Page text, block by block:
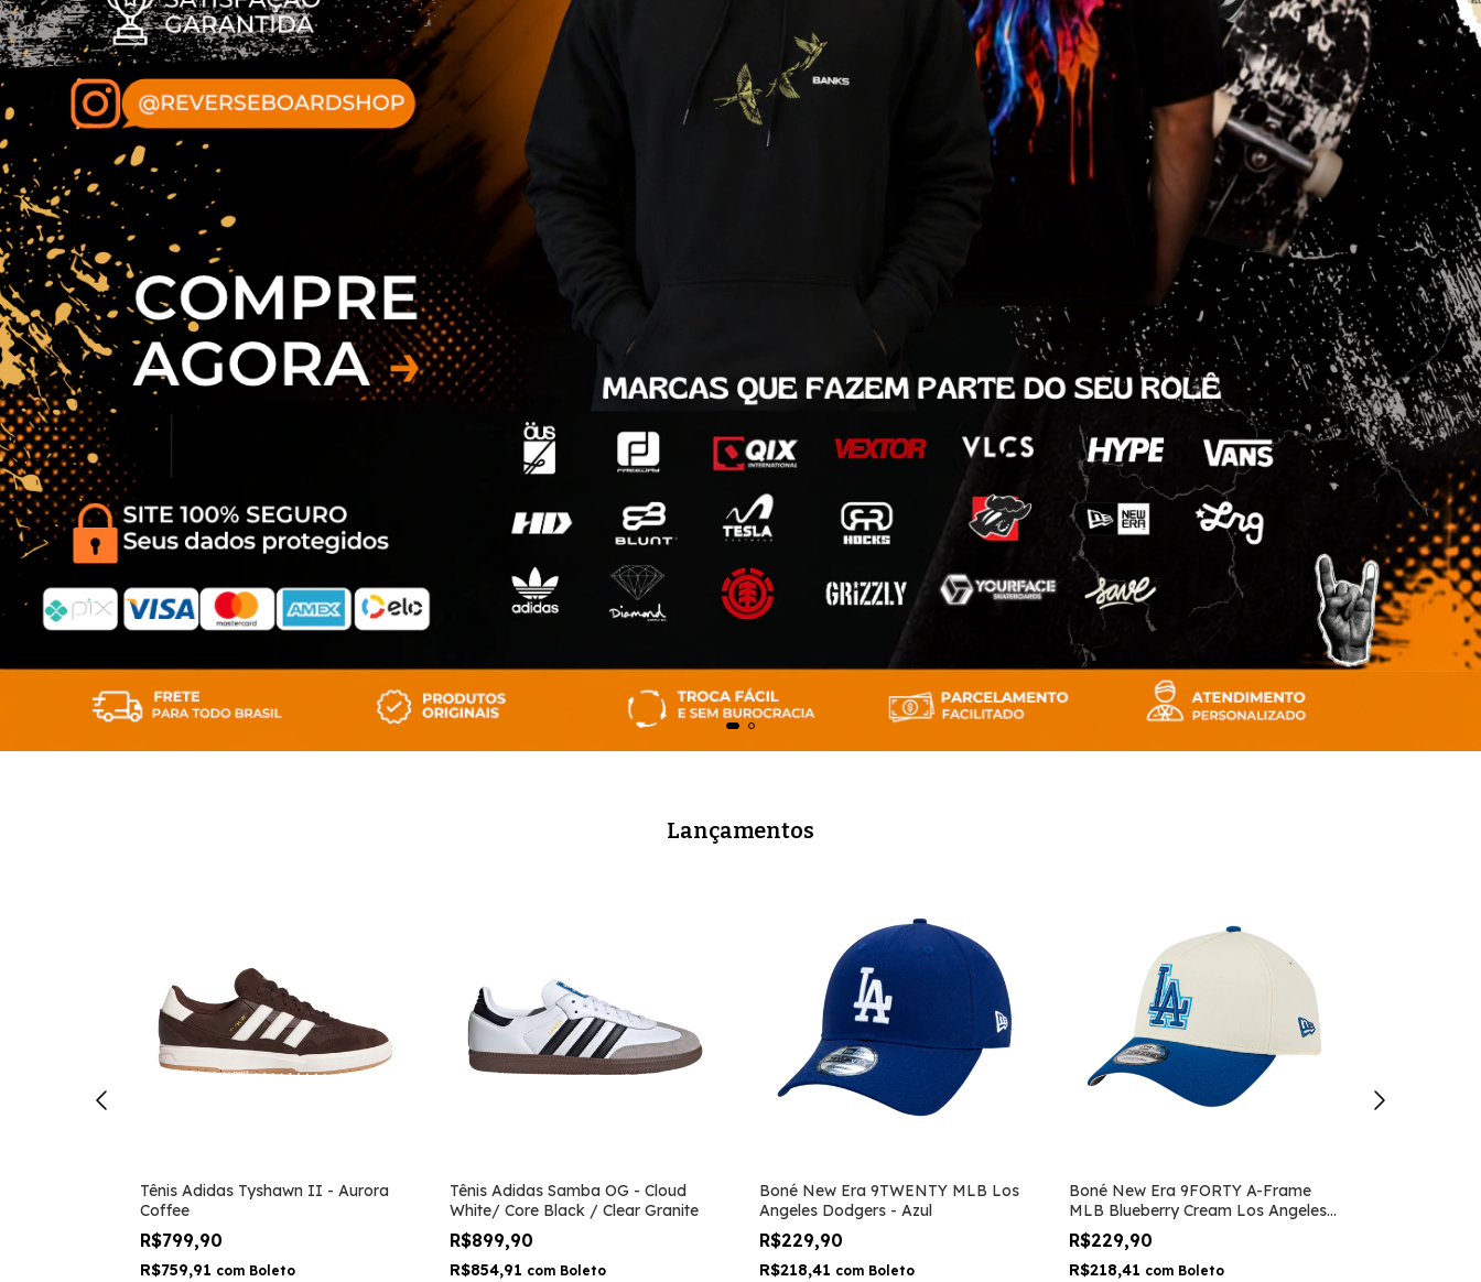
Lançamentos
Tênis Adidas Tyshawn II - Aurora
Coffee
R$799,90
R$759,91 com Boleto
Tênis Adidas Samba OG - Cloud
White/ Core Black / Clear Granite
R$899,90
R$854,91 com Boleto
Boné New Era 9TWENTY MLB Los
Angeles Dodgers - Azul
R$229,90
R$218,41 com Boleto
Boné New Era 9FORTY A-Frame
MLB Blueberry Cream Los Angeles
Dodgers
R$229,90
R$218,41 com Boleto